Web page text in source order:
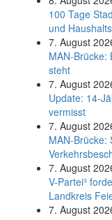
100 Tage
und
7. August
MAN-Brücke:
steht
7. August
Update: 14-
vermisst
7. August
MAN-Brücke:
7. August
V-Partei­³
Land­kreis
7. August